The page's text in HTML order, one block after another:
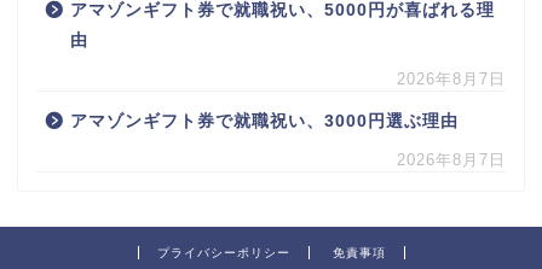
アマゾンギフト券で就職祝い、5000円が喜ばれる理
由
2026年8月7日
アマゾンギフト券で就職祝い、3000円選ぶ理由
2026年8月7日
プライバシーポリシー 免責事項